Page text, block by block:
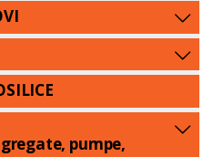
pumpe,